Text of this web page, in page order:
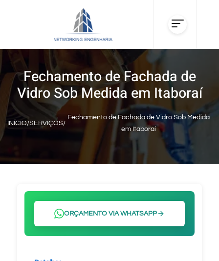
Fechamento de Fachada de
Vidro Sob Medida em Itaboraí
INÍCIO/SERVIÇOS/
Fechamento de Fachada de Vidro Sob Medida
em Itaboraí
ORÇAMENTO VIA WHATSAPP